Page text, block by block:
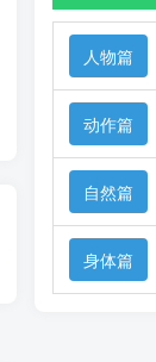
人物篇
动作篇
自然篇
身体篇